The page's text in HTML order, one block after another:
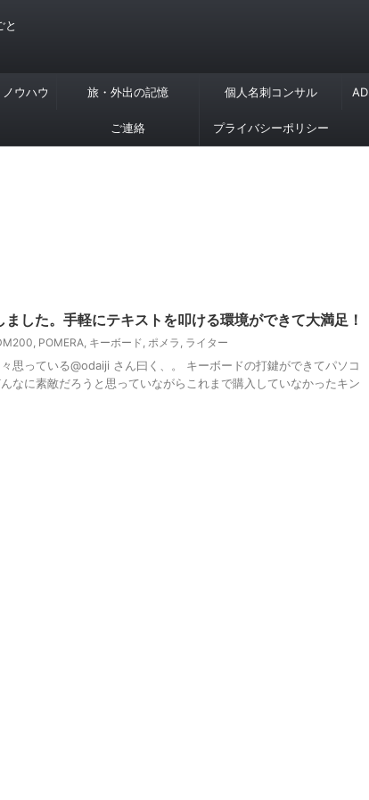
と
ウハウ 旅・外出の記憶 個人名刺コンサル
ご連絡 プライバシーポリシー
した。手軽にテキストを叩ける環境ができて大満足！
, POMERA, キーボード, ポメラ , ライター
思っている@odaiji さん曰く、。 キーボードの打鍵ができてパソコ
なに素敵だろうと思っていながらこれまで購入していなかったキン